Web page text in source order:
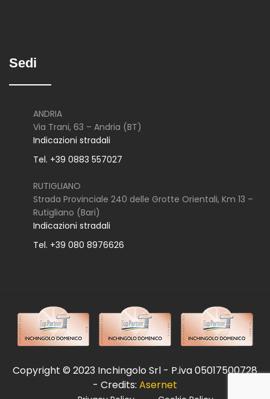
Sedi
ANDRIA
Via Trani, 63 – Andria (BT)
Indicazioni stradali
Tel. +39 0883 557027
RUTIGLIANO
Strada Provinciale 240 delle Grotte Orientali, Km 13 –
Rutigliano (Bari)
Indicazioni stradali
Tel. +39 080 8976626
Copyright © 2023 Inchingolo Srl - P.iva 05017500728
- Credits: Asernet